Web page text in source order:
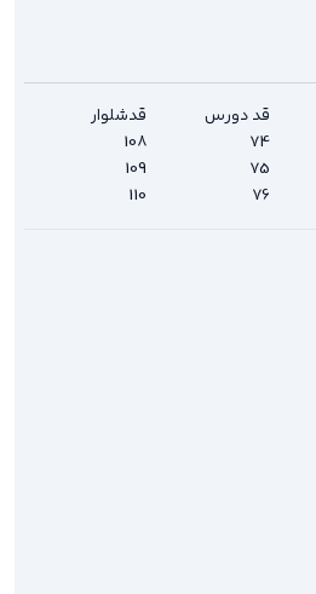
قد دورس
قدشلوار
74
108
75
109
76
110